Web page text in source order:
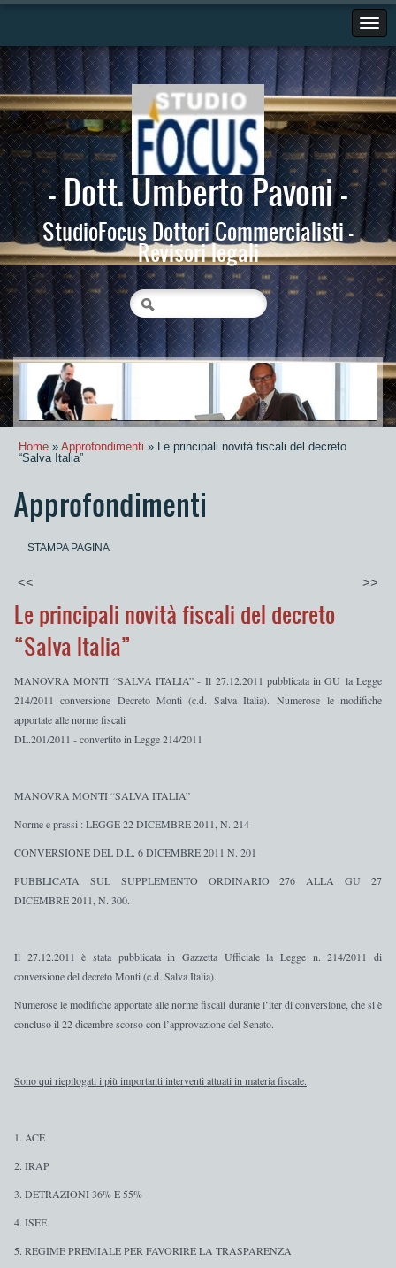
- Dott. Umberto Pavoni -
StudioFocus Dottori Commercialisti -
Revisori legali
Home » Approfondimenti » Le principali novità fiscali del decreto
“Salva Italia”
Approfondimenti
STAMPA PAGINA
<< >>
Le principali novità fiscali del decreto
“Salva Italia”
MANOVRA MONTI “SALVA ITALIA” -Il 27.12.2011 pubblicata in GU laLegge
214/2011 conversione Decreto Monti(c.d. Salva Italia).Numerose le modifiche
apportate alle norme fiscali
DL.201/2011 - convertito in Legge 214/2011
MANOVRA MONTI “SALVA ITALIA”
Norme e prassi : LEGGE 22 DICEMBRE 2011, N. 214
CONVERSIONE DEL D.L. 6 DICEMBRE 2011 N. 201
PUBBLICATA SUL SUPPLEMENTO ORDINARIO 276 ALLA GU 27
DICEMBRE 2011, N. 300.
Il 27.12.2011 è stata pubblicata in Gazzetta UfficialelaLegge n.214/2011 di
conversione del decreto Monti (c.d. Salva Italia).
Numerose le modificheapportate alle norme fiscali durante l’iter di conversione, che si è
concluso il 22 dicembre scorso con l’approvazione del Senato.
Sono qui riepilogati i più importanti interventi attuati in materia fiscale.
1. ACE
2. IRAP
3. DETRAZIONI 36% E 55%
4. ISEE
5. REGIME PREMIALE PER FAVORIRE LA TRASPARENZA